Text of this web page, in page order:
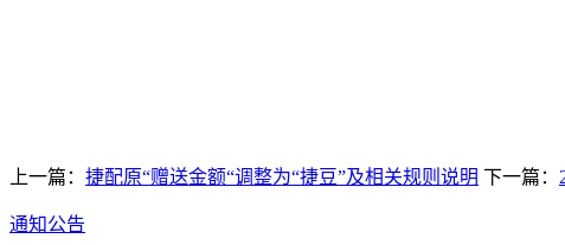
上一篇： 捷配原“赠送金额“调整为“捷豆”及相关规则说明 下一篇：
通知公告